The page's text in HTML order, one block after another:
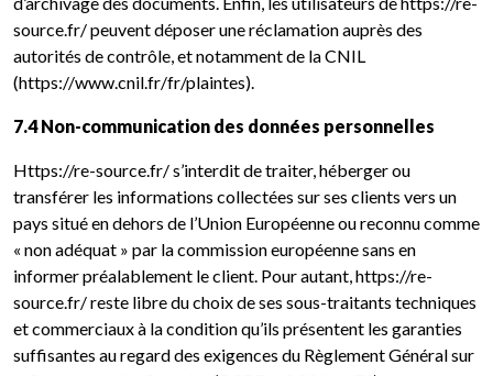
source.fr/ peuvent déposer une réclamation auprès des
autorités de contrôle, et notamment de la CNIL
(https://www.cnil.fr/fr/plaintes).
7.4 Non-communication des données personnelles
Https://re-source.fr/ s’interdit de traiter, héberger ou
transférer les informations collectées sur ses clients vers un
pays situé en dehors de l’Union Européenne ou reconnu comme
« non adéquat » par la commission européenne sans en
informer préalablement le client. Pour autant, https://re-
source.fr/ reste libre du choix de ses sous-traitants techniques
et commerciaux à la condition qu’ils présentent les garanties
suffisantes au regard des exigences du Règlement Général sur